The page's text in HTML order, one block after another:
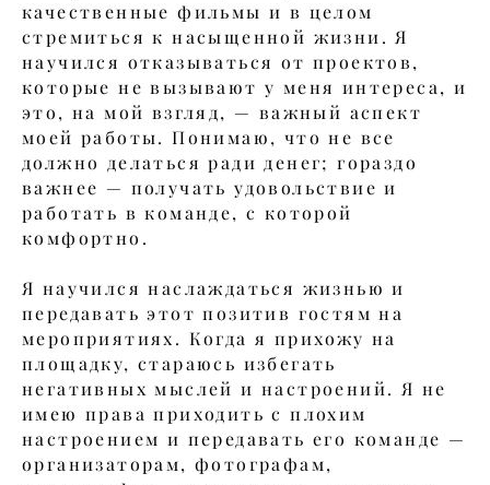
качественные фильмы и в целом
стремиться к насыщенной жизни. Я
научился отказываться от проектов,
которые не вызывают у меня интереса, и
это, на мой взгляд, — важный аспект
моей работы. Понимаю, что не все
должно делаться ради денег; гораздо
важнее — получать удовольствие и
работать в команде, с которой
комфортно.
Я научился наслаждаться жизнью и
передавать этот позитив гостям на
мероприятиях. Когда я прихожу на
площадку, стараюсь избегать
негативных мыслей и настроений. Я не
имею права приходить с плохим
настроением и передавать его команде —
организаторам, фотографам,